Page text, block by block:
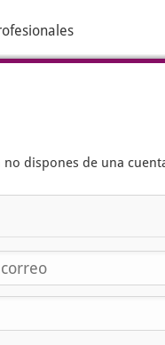
dispones de una